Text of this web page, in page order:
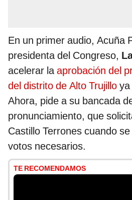
En un primer audio, Acuña
presidenta del Congreso,
acelerar laaprobación del
del distrito de Alto Trujillo
Ahora, pide a su bancada
pronunciamiento, que
Castillo Terrones cuando
votos necesarios.
TE RECOMENDAMOS